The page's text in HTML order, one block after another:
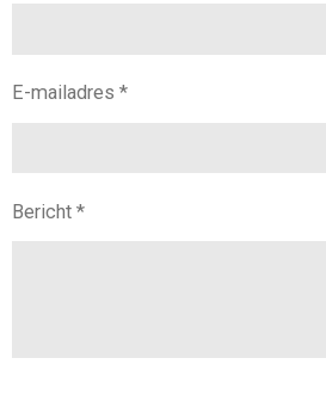
E-mailadres *
Bericht *